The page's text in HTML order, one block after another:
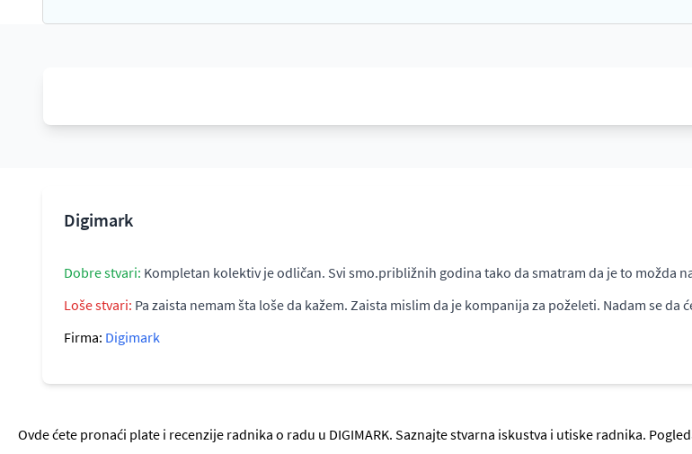
Digimark
Dobre stvari: Kompletan kolektiv je odličan. Svi smo.približnih godina tako da smatram da je to možda
Loše stvari: Pa zaista nemam šta loše da kažem. Zaista mislim da je kompanija za poželeti. Nadam se da
Firma: Digimark
Ovde ćete pronaći plate i recenzije radnika o radu u DIGIMARK. Saznajte stvarna iskustva i utiske radnika.